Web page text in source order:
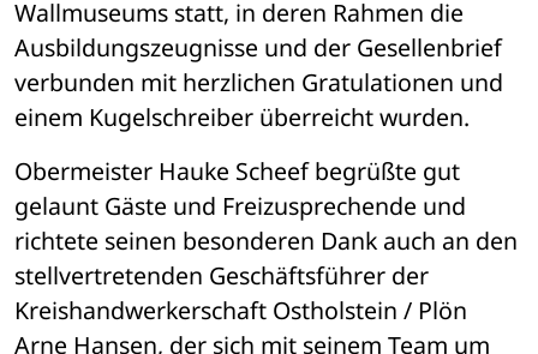
Wallmuseums statt, in deren Rahmen die
Ausbildungszeugnisse und der Gesellenbrief
verbunden mit herzlichen Gratulationen und
einem Kugelschreiber überreicht wurden.
Obermeister Hauke Scheef begrüßte gut
gelaunt Gäste und Freizusprechende und
richtete seinen besonderen Dank auch an den
stellvertretenden Geschäftsführer der
Kreishandwerkerschaft Ostholstein / Plön
Arne Hansen, der sich mit seinem Team um